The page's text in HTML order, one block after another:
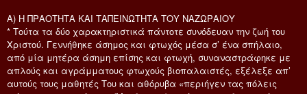
Α) Η ΠΡΑΟΤΗΤΑ ΚΑΙ ΤΑΠΕΙΝΩΤΗΤΑ ΤΟΥ ΝΑΖΩΡΑΙΟΥ
* Τούτα τα δύο χαρακτηριστικά πάντοτε συνόδευαν την ζωή του
Χριστού. Γεννήθηκε άσημος και φτωχός μέσα σ’ ένα σπήλαιο,
από μία μητέρα άσημη επίσης και φτωχή, συναναστράφηκε με
απλούς και αγράμματους φτωχούς βιοπαλαιστές, εξέλεξε απ’
αυτούς τους μαθητές Του και αθόρυβα «περιήγεν τας πόλεις